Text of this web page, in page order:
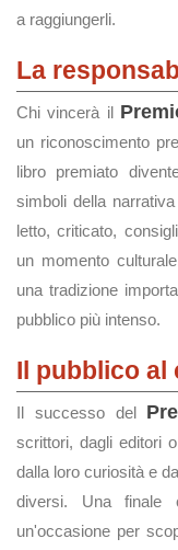
a raggiungerli.
La
Chi vincerà il
un riconoscimento
libro premiato
simboli della
letto, criticato,
un momento
una tradizione
pubblico più intenso.
Il pubblico al
Il successo del
scrittori, dagli editori
dalla loro curiosità e
diversi. Una finale
un'occasione per